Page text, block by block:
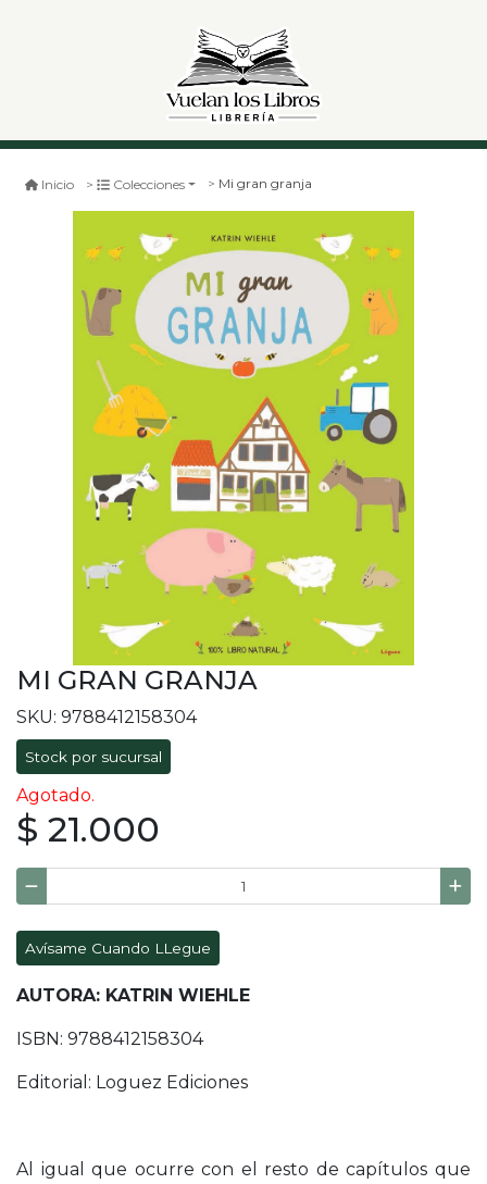
Inicio Colecciones Mi gran granja
MI GRAN GRANJA
SKU: 9788412158304
Stock por sucursal
Agotado.
$ 21.000
Avísame Cuando LLegue
AUTORA: KATRIN WIEHLE
ISBN: 9788412158304
Editorial: Loguez Ediciones
Al igual que ocurre con el resto de capítulos que